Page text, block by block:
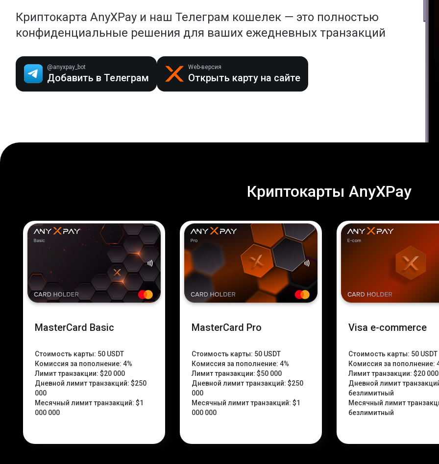
Криптокарта AnyXPay и наш Телеграм кошелек — это полностью
конфиденциальные решения для ваших ежедневных транзакций
@anyxpay_bot
Добавить в Телеграм
Web-версия
Открыть карту на сайте
Криптокарты AnyXPay
MasterCard Basic
Стоимость карты: 50 USDT
Комиссия за пополнение: 4%
Лимит транзакции: $20 000
Дневной лимит транзакций: $250
000
Месячный лимит транзакций: $1
000 000
MasterCard Pro
Стоимость карты: 50 USDT
Комиссия за пополнение: 4%
Лимит транзакции: $50 000
Дневной лимит транзакций: $250
000
Месячный лимит транзакций: $1
000 000
Visa e-commerce
Стоимость карты: 50 USDT
Комиссия за пополнение:
Лимит транзакции: $20 000
Дневной лимит
безлимитный
Месячный лимит
безлимитный